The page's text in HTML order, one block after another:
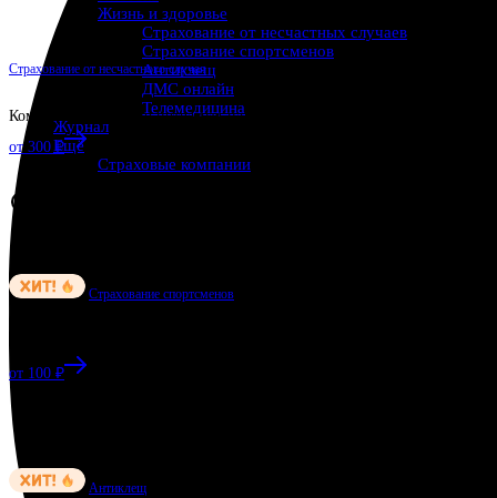
Жизнь и здоровье
Страхование от несчастных случаев
Страхование спортсменов
Антиклещ
ДМС онлайн
Телемедицина
Журнал
Ещё
Страховые компании
Страхование от несчастного случая
Компенсацию можно потратить на лечение, восстановление или
от 300 ₽
Страхование спортсменов
от 100 ₽
Антиклещ